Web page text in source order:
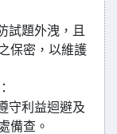
試題外洩，且
保密，以維護
守利益迴避及
備查。